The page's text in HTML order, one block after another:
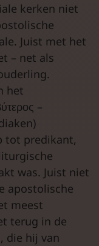
kerken niet
Juist met het
– net als
het
–
tot predikant,
was. Juist niet
apostolische
meest
terug in de
die hij van